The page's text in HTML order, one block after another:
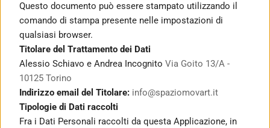
Questo documento può essere stampato utilizzando il
comando di stampa presente nelle impostazioni di
qualsiasi browser.
Titolare del Trattamento dei Dati
Alessio Schiavo e Andrea Incognito Via Goito 13/A -
10125 Torino
Indirizzo email del Titolare: info@spaziomovart.it
Tipologie di Dati raccolti
Fra i Dati Personali raccolti da questa Applicazione, in